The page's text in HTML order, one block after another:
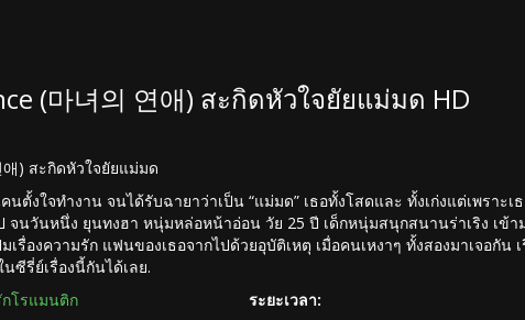
(마녀의 연애) สะกิดหัวใจยัยแม่มด HD
애) สะกิดหัวใจยัยแม่มด
ตั้งใจทำงาน จนได้รับฉายาว่าเป็น “แม่มด” เธอทั้งโสดและ ทั้งเก่งแต่เพราะเ
จนวันหนึ่ง ยุนทงฮา หนุ่มหล่อหน้าอ่อน วัย 25 ปี เด็กหนุ่มสนุกสนานร่าเริง เข้า
รื่องความรัก แฟนของเธอจากไปด้วยอุบัติเหตุ เมื่อคนเหงาๆ ทั้งสองมาเจอกัน
ซีรี่ย์เรื่องนี้กันได้เลย.
กโรแมนติก
ระยะเวลา: